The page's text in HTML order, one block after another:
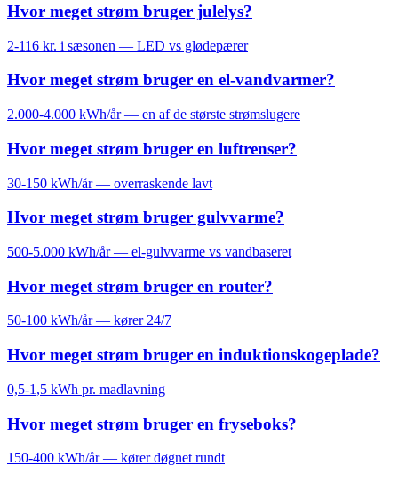
Hvor meget strøm bruger julelys?
2-116 kr. i sæsonen — LED vs glødepærer
Hvor meget strøm bruger en el-vandvarmer?
2.000-4.000 kWh/år — en af de største strømslugere
Hvor meget strøm bruger en luftrenser?
30-150 kWh/år — overraskende lavt
Hvor meget strøm bruger gulvvarme?
500-5.000 kWh/år — el-gulvvarme vs vandbaseret
Hvor meget strøm bruger en router?
50-100 kWh/år — kører 24/7
Hvor meget strøm bruger en induktionskogeplade?
0,5-1,5 kWh pr. madlavning
Hvor meget strøm bruger en fryseboks?
150-400 kWh/år — kører døgnet rundt